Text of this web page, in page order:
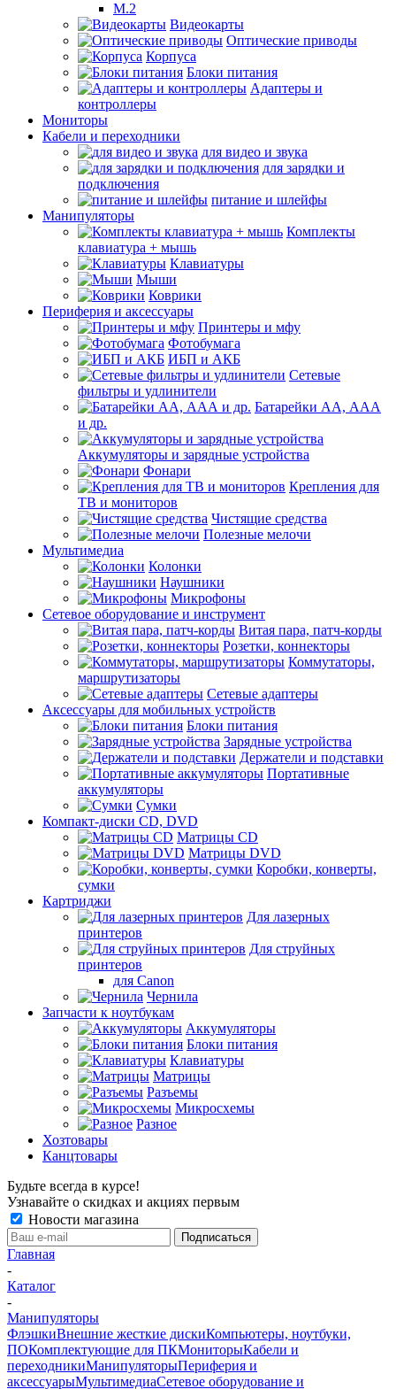
M.2
Видеокарты
Оптические приводы
Корпуса
Блоки питания
Адаптеры и
контроллеры
Мониторы
Кабели и переходники
для видео и звука
для зарядки и
подключения
питание и шлейфы
Манипуляторы
Комплекты
клавиатура + мышь
Клавиатуры
Мыши
Коврики
Периферия и аксессуары
Принтеры и мфу
Фотобумага
ИБП и АКБ
Сетевые
фильтры и удлинители
Батарейки АА, ААА
и др.
Аккумуляторы и зарядные устройства
Фонари
Крепления для
ТВ и мониторов
Чистящие средства
Полезные мелочи
Мультимедиа
Колонки
Наушники
Микрофоны
Сетевое оборудование и инструмент
Витая пара, патч-корды
Розетки, коннекторы
Коммутаторы,
маршрутизаторы
Сетевые адаптеры
Аксессуары для мобильных устройств
Блоки питания
Зарядные устройства
Держатели и подставки
Портативные
аккумуляторы
Сумки
Компакт-диски CD, DVD
Матрицы CD
Матрицы DVD
Коробки, конверты,
сумки
Картриджи
Для лазерных
принтеров
Для струйных
принтеров
для Canon
Чернила
Запчасти к ноутбукам
Аккумуляторы
Блоки питания
Клавиатуры
Матрицы
Разъемы
Микросхемы
Разное
Хозтовары
Канцтовары
Будьте всегда в курсе!
Узнавайте о скидках и акциях первым
Новости магазина
Главная
-
Каталог
-
Манипуляторы
ФлэшкиВнешние жесткие дискиКомпьютеры, ноутбуки,
ПОКомплектующие для ПКМониторыКабели и
переходникиМанипуляторыПериферия и
аксессуарыМультимедиаСетевое оборудование и